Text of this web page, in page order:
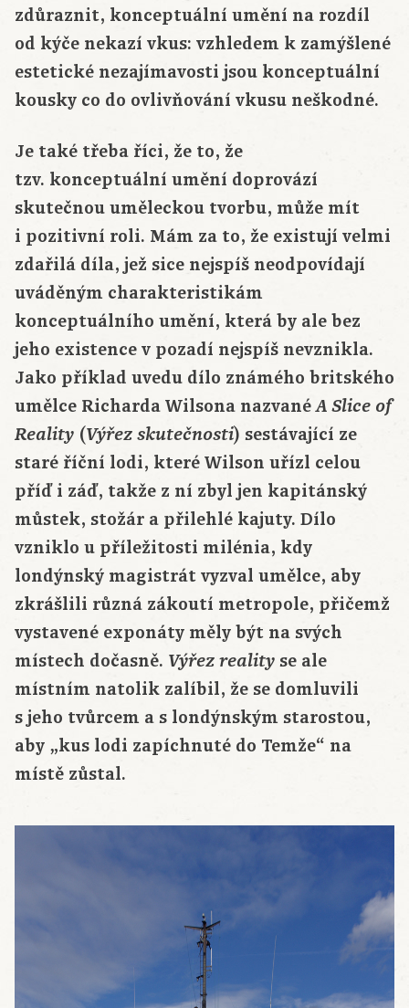
zdůraznit, konceptuální umění na rozdíl
od kýče nekazí vkus: vzhledem k zamýšlené
estetické nezajímavosti jsou konceptuální
kousky co do ovlivňování vkusu neškodné.
Je také třeba říci, že to, že
tzv. konceptuální umění doprovází
skutečnou uměleckou tvorbu, může mít
i pozitivní roli. Mám za to, že existují velmi
zdařilá díla, jež sice nejspíš neodpovídají
uváděným charakteristikám
konceptuálního umění, která by ale bez
jeho existence v pozadí nejspíš nevznikla.
Jako příklad uvedu dílo známého britského
umělce Richarda Wilsona nazvanéA Slice of
Reality (Výřez skutečnosti) sestávající ze
staré říční lodi, které Wilson uřízl celou
příď i záď, takže z ní zbyl jen kapitánský
můstek, stožár a přilehlé kajuty. Dílo
vzniklo u příležitosti milénia, kdy
londýnský magistrát vyzval umělce, aby
zkrášlili různá zákoutí metropole, přičemž
vystavené exponáty měly být na svých
místech dočasně. Výřez reality se ale
místním natolik zalíbil, že se domluvili
s jeho tvůrcem a s londýnským starostou,
aby „kus lodi zapíchnuté do Temže“ na
místě zůstal.